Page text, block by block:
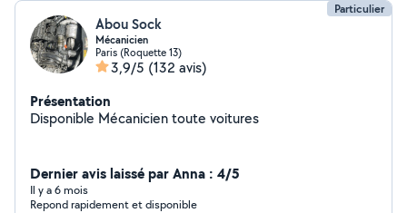
Particulier
Abou Sock
Mécanicien
Paris (Roquette 13)
3,9/5 (132 avis)
Présentation
Disponible Mécanicien toute voitures
Dernier avis laissé par Anna : 4/5
Il y a 6 mois
Repond rapidement et disponible